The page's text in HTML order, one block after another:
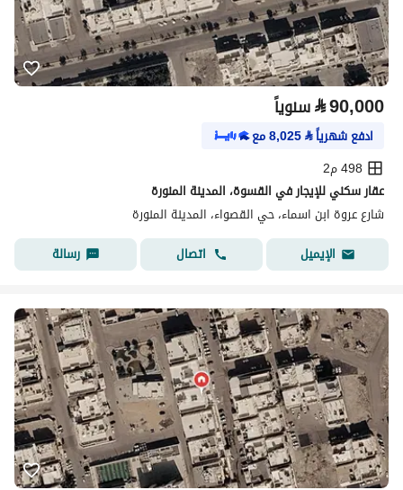
⃁90,000 سنوياً
ادفع شهرياً⃁
8,025مع
498 م2
عقار سكني للإيجار في القسوة، المدينة المنورة
شارع عروة ابن اسماء، حي القصواء، المدينة المنورة
الإيميل
اتصال رسالة